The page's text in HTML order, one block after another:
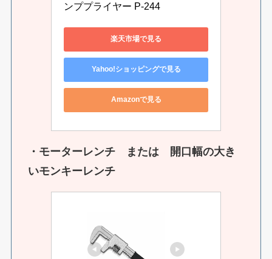
ンププライヤー P-244
楽天市場で見る
Yahoo!ショッピングで見る
Amazonで見る
・モーターレンチ または 開口幅の大き
いモンキーレンチ